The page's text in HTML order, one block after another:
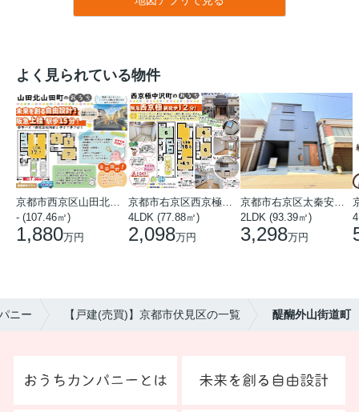
よく見られている物件
- (107.46㎡)
1,880万円
4LDK (77.88㎡)
2,098万円
2LDK (93.39㎡)
3,298万円
ニー 【戸建(売買)】京都市伏見区の一覧 醍醐外山街道町